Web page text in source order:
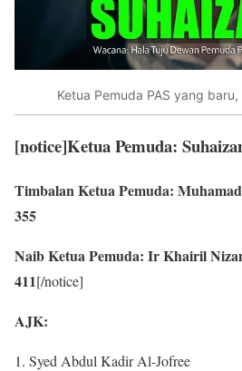
Ketua Pemuda PAS yang
[notice]Ketua Pemuda:
Timbalan Ketua Pemuda:
355
Naib Ketua Pemuda: Ir Khairil
411[/notice]
AJK:
1. Syed Abdul Kadir Al-Jofree